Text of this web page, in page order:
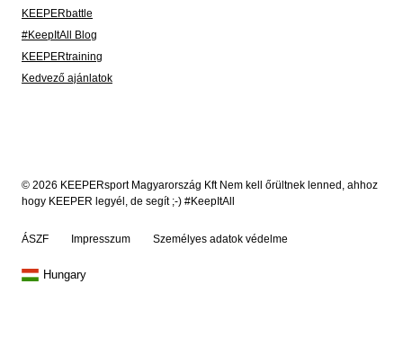
KEEPERbattle
#KeepItAll Blog
KEEPERtraining
Kedvező ajánlatok
© 2026 KEEPERsport Magyarország Kft Nem kell őrültnek lenned, ahhoz
hogy KEEPER legyél, de segít ;-) #KeepItAll
ÁSZF Impresszum Személyes adatok védelme
Hungary